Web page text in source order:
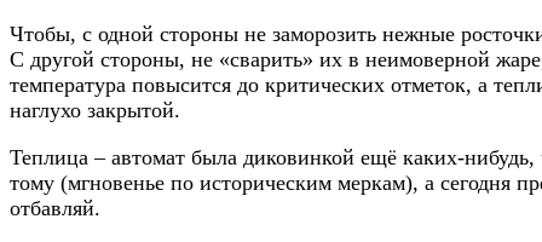
Чтобы, с одной стороны не заморозить нежные
С другой стороны, не «сварить» их в неимоверной
температура повысится до критических отметок, а
наглухо закрытой.
Теплица – автомат была диковинкой ещё каких-нибудь,
тому (мгновенье по историческим меркам), а сегодня
отбавляй.